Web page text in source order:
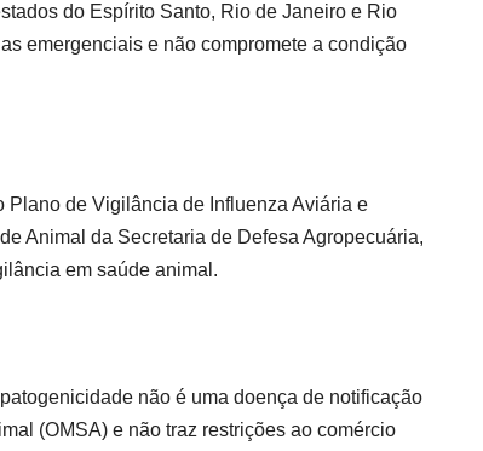
do Espírito Santo, Rio de Janeiro e Rio
emergenciais e não compromete a condição
Plano de Vigilância de Influenza Aviária e
Animal da Secretaria de Defesa Agropecuária,
em saúde animal.
não é uma doença de notificação
(OMSA) e não traz restrições ao comércio